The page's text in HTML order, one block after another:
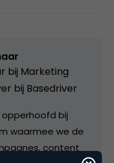
bij Marketing
bij Basedriver
bij
waarmee we de
content